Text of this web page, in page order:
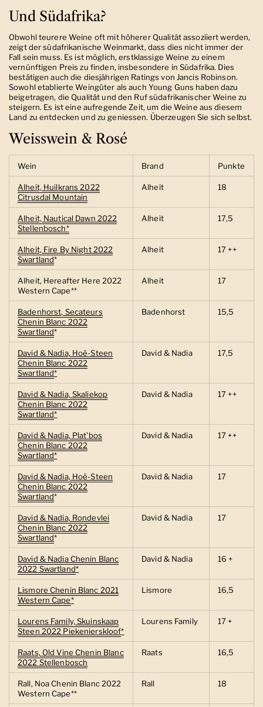
Und Südafrika?
Obwohl teurere Weine oft mit höherer Qualität assoziiert werden,
zeigt der südafrikanische Weinmarkt, dass dies nicht immer der
Fall sein muss. Es ist möglich, erstklassige Weine zu einem
vernünftigen Preis zu finden, insbesondere in Südafrika. Dies
bestätigen auch die diesjährigen Ratings von Jancis Robinson.
Sowohl etablierte Weingüter als auch Young Guns haben dazu
beigetragen, die Qualität und den Ruf südafrikanischer Weine zu
steigern. Es ist eine aufregende Zeit, um die Weine aus diesem
Land zu entdecken und zu geniessen. Überzeugen Sie sich selbst.
Weisswein & Rosé
Wein Brand Punkte
Alheit, Huilkrans 2022
Citrusdal Mountain
Alheit 18
Alheit, Nautical Dawn 2022
Stellenbosch*
Alheit 17,5
Alheit, Fire By Night 2022
Swartland*
Alheit 17 ++
Alheit, Hereafter Here 2022
Western Cape**
Alheit 17
Badenhorst, Secateurs
Chenin Blanc 2022
Swartland*
Badenhorst 15,5
David & Nadia, Hoë-Steen
Chenin Blanc 2022
Swartland*
David & Nadia 17,5
David & Nadia, Skaliekop
Chenin Blanc 2022
Swartland*
David & Nadia 17 ++
David & Nadia, Plat’bos
Chenin Blanc 2022
Swartland*
David & Nadia 17 ++
David & Nadia, Hoë-Steen
Chenin Blanc 2022
Swartland*
David & Nadia 17
David & Nadia, Rondevlei
Chenin Blanc 2022
Swartland*
David & Nadia 17
David & Nadia Chenin Blanc
2022 Swartland*
David & Nadia 16 +
Lismore Chenin Blanc 2021
Western Cape*
Lismore 16,5
Lourens Family, Skuinskaap
Steen 2022 Piekenierskloof*
Lourens Family 17 +
Raats, Old Vine Chenin Blanc
2022 Stellenbosch
Raats 16,5
Rall, Noa Chenin Blanc 2022
Western Cape**
Rall 18